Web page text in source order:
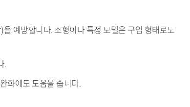
예방합니다. 소형이나 특정 모델은 구입 형태로도
.
화에도 도움을 줍니다.